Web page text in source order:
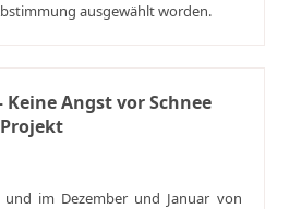
ausgewählt worden.
Angst vor Schnee
im Dezember und Januar von